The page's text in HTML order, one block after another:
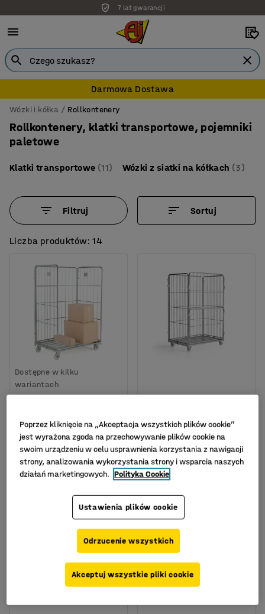
7 lat gwarancji
Darmowa Dostawa
Wózki i kółka Rollkontenery
Rollkontenery, klatki transportowe, pojemniki
paletowe
Klatki transportowe (11) Wózki z siatki na kółkach (3)
Filtruj Sortuj
Liczba produktów: 14
Dostępne w kilku
wariantach
Rollkontener MANOR, 3-
1200x800x1800 mm
Nr art.:24121
989,-
Netto (bez VAT)
KUP
Rollkontener MARCH,
mm
Nr art. :24473
1 199,-
Netto (bez VAT)
KUP
Poprzez kliknięcie na „Akceptacja wszystkich plików cookie”
jest wyrażona zgoda na przechowywanie plików cookie na
swoim urządzeniu w celu usprawnienia korzystania z nawigacji
strony, analizowania wykorzystania strony i wsparcia naszych
działań marketingowych. Polityka Cookie
Ustawienia plików cookie
Odrzucenie wszystkich
Akceptuj wszystkie pliki cookie